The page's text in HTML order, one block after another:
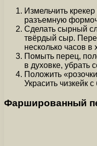
Измельчить
разъемную
Сделать сырный
твёрдый сыр.
несколько часов в
Помыть перец,
в духовке, убрать
Положить
Украсить чизкейк
Фаршированный